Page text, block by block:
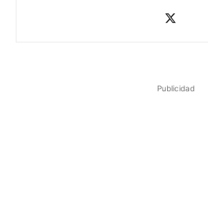
Publicidad